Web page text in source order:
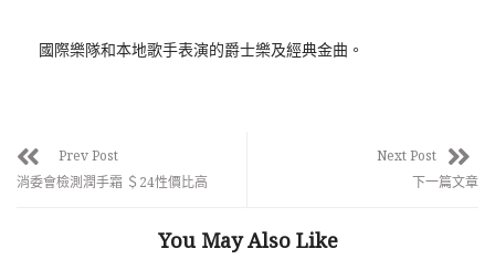
國際樂隊和本地歌手表演的爵士樂及經典金曲。
Prev Post
消委會檢測潤手霜 ＄24性價比高
Next Post
下一篇文章
You May Also Like